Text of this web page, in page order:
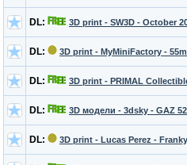
DL: 3D print - SW3D - October
DL: 3D print - MyMiniFactory -
DL: 3D print - PRIMAL
DL: 3D модели - 3dsky - GAZ
DL: 3D print - Lucas Perez -